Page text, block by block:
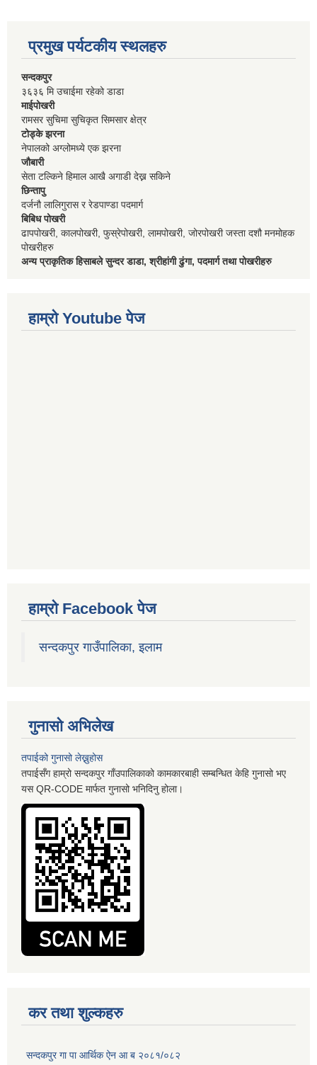
प्रमुख पर्यटकीय स्थलहरु
सन्दकपुर
३६३६ मि उचाईमा रहेको डाडा
माईपोखरी
रामसर सुचिमा सुचिकृत सिमसार क्षेत्र
टोड्के झरना
नेपालको अग्लोमध्ये एक झरना
जौबारी
सेता टल्किने हिमाल आखै अगाडी देख्न सकिने
छिन्तापु
दर्जनौ लालिगुरास र रेडपाण्डा पदमार्ग
बिबिध पोखरी
ढापपोखरी, कालपोखरी, फुस्रेपोखरी, लामपोखरी, जोरपोखरी जस्ता दशौ मनमोहक
पोखरीहरु
अन्य प्राकृतिक हिसाबले सुन्दर डाडा, श्रीहांगी ढुंगा, पदमार्ग तथा पोखरीहरु
हाम्रो Youtube पेज
हाम्रो Facebook पेज
सन्दकपुर गाउँपालिका, इलाम
गुनासो अभिलेख
तपाईको गुनासो लेख्नुहोस
तपाईसँग हाम्रो सन्दकपुर गाँउपालिकाको कामकारबाही सम्बन्धित केहि गुनासो भए
यस QR-CODE मार्फत गुनासो भनिदिनु होला।
कर तथा शुल्कहरु
सन्दकपुर गा पा आर्थिक ऐन आ ब २०८१/०८२